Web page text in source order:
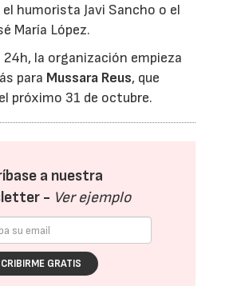
el humorista Javi Sancho o el
María López.
24h, la organización empieza
para Mussara Reus, que
próximo 31 de octubre.
a nuestra
- Ver ejemplo
GRATIS